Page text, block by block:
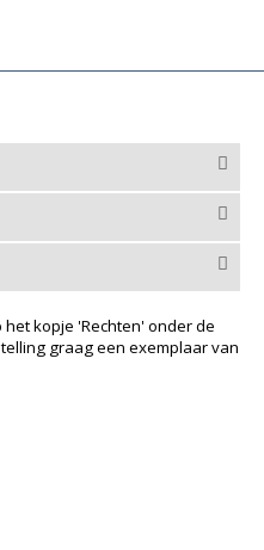
kopje 'Rechten' onder de
graag een exemplaar van